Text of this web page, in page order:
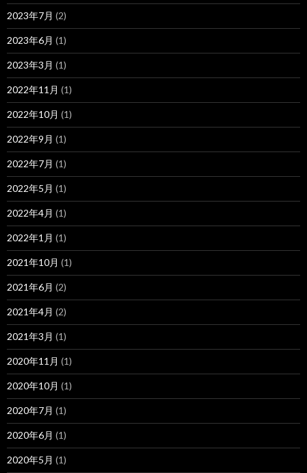
2023年7月 (2)
2023年6月 (1)
2023年3月 (1)
2022年11月 (1)
2022年10月 (1)
2022年9月 (1)
2022年7月 (1)
2022年5月 (1)
2022年4月 (1)
2022年1月 (1)
2021年10月 (1)
2021年6月 (2)
2021年4月 (2)
2021年3月 (1)
2020年11月 (1)
2020年10月 (1)
2020年7月 (1)
2020年6月 (1)
2020年5月 (1)